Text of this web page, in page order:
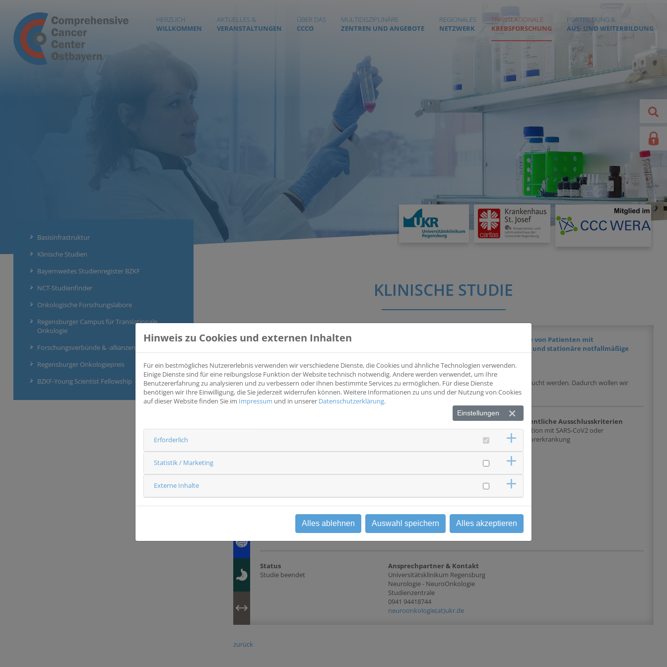
HERZLICH
WILLKOMMEN
AKTUELLES &
VERANSTALTUNGEN
ÜBER DAS
CCCO
MULTIDISZIPLINÄRE
ZENTREN UND ANGEBOTE
REGIONALES
NETZWERK
TRANSLATIONALE
KREBSFORSCHUNG
FORTBILDUNG &
AUS- UND WEITERBILDUNG
Basisinfrastruktur
Klinische Studien
Bayernweites Studienregister BZKF
NCT-Studienfinder
Onkologische Forschungslabore
Regensburger Campus für Translationale
Onkologie
Forschungsverbünde & -allianzen
Regensburger Onkologiepreis
BZKF-Young Scientist Fellowship
KLINISCHE STUDIE
SARS-CoV2: Auswirkungen auf intestinales Mikrobiom, Immunantwort und Prognose von Patienten mit
Tumorerkrankungen am Beispiel zweier Modellsituationen – ambulante Nachsorge und stationäre notfallmäßige
(COVUR-Tumor)
Es sollen Krankheitsverläufe von Patienten mit COVID und/oder Tumorerkrankungen untersucht werden. Dadurch wollen wir
Biomarker identifizieren, die mit bestimmten Krankheitsverläufen zusammenhängen.
Brust
Knochenmark
Beobachtungsstudie
Wesentliche Einschlusskriterien
Erwachsene Patienten Infektion mit SARS-
CoV2 (COVID) und/oder Tumorerkrankung
Wesentliche Ausschlusskriterien
Infektion mit SARS-CoV2 oder
Tumorerkrankung
Status
Studie beendet
Ansprechpartner & Kontakt
Universitätsklinikum Regensburg
Neurologie - NeuroOnkologie
Studienzentrale
0941 94418744
neuroonkologie(at)ukr.de
zurück
Hinweis zu Cookies und externen Inhalten
Für ein bestmögliches Nutzererlebnis verwenden wir verschiedene Dienste, die Cookies und ähnliche Technologien verwenden.
Einige Dienste sind für eine reibungslose Funktion der Website technisch notwendig. Andere werden verwendet, um Ihre
Benutzererfahrung zu analysieren und zu verbessern oder Ihnen bestimmte Services zu ermöglichen. Für diese Dienste
benötigen wir Ihre Einwilligung, die Sie jederzeit widerrufen können. Weitere Informationen zu uns und der Nutzung von Cookies
auf dieser Website finden Sie im Impressum und in unserer Datenschutzerklärung.
Einstellungen
Erforderlich
Statistik / Marketing
Externe Inhalte
Alles ablehnen Auswahl speichern Alles akzeptieren